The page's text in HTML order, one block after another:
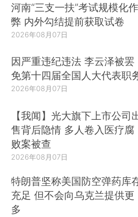
河南“三支一扶”考试规模化作
弊 内外勾结提前获取试卷
2026年08月07日
因严重违纪违法 李云泽被罢
免第十四届全国人大代表职
2026年08月07日
【我闻】光大旗下上市公司
售背后隐情 多人卷入医疗腐
败案被查
2026年08月07日
特朗普坚称美国防空弹药库
充足 但不会向乌克兰提供更
多